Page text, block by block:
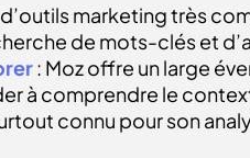
d’outils marketing très
de mots-clés et
: Moz offre un large
à comprendre le
connu pour son